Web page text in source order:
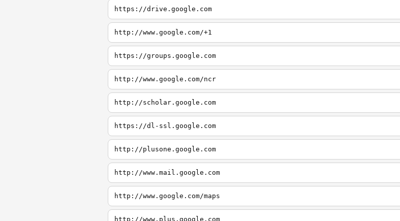
https://drive.google.com
http://www.google.com/+1
https://groups.google.com
http://www.google.com/ncr
http://scholar.google.com
https://dl-ssl.google.com
http://plusone.google.com
http://www.mail.google.com
http://www.google.com/maps
http://www.plus.google.com